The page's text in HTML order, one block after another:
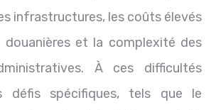
infrastructures, les coûts élevés
et la complexité des
À ces difficultés
défis spécifiques, tels que le